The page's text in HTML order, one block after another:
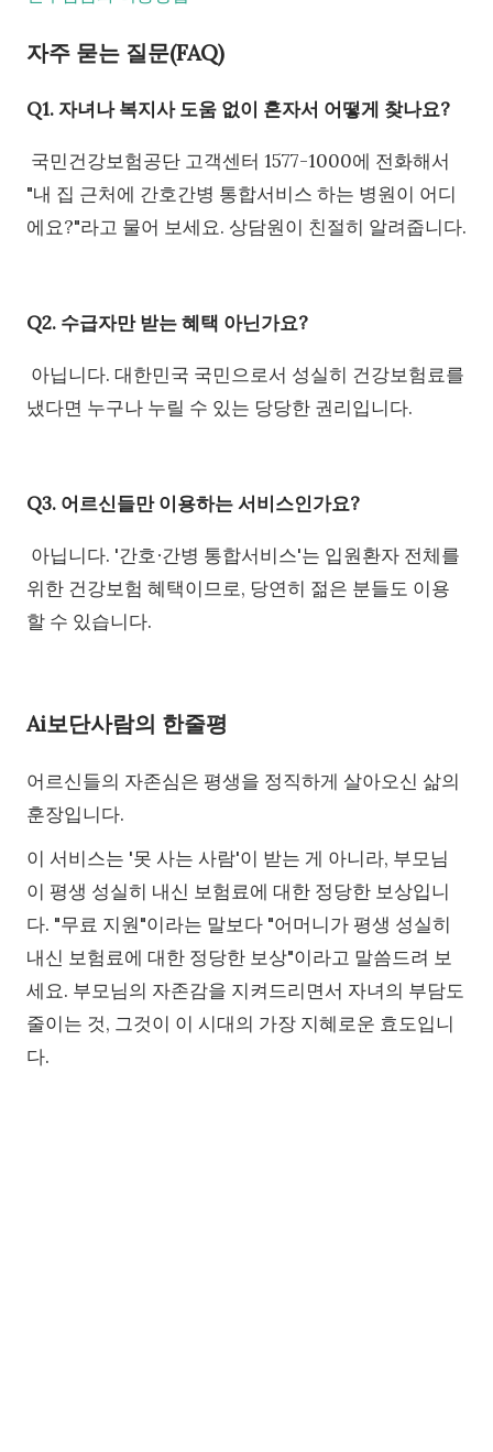
자주 묻는 질문(FAQ)
Q1. 자녀나 복지사 도움 없이 혼자서 어떻게 찾나요?
국민건강보험공단 고객센터 1577-1000에 전화해서
"내 집 근처에 간호간병 통합서비스 하는 병원이 어디
에요?"라고 물어 보세요. 상담원이 친절히 알려줍니다.
Q2. 수급자만 받는 혜택 아닌가요?
아닙니다. 대한민국 국민으로서 성실히 건강보험료를
냈다면 누구나 누릴 수 있는 당당한 권리입니다.
Q3. 어르신들만 이용하는 서비스인가요?
아닙니다. '간호∙간병 통합서비스'는 입원환자 전체를
위한 건강보험 혜택이므로, 당연히 젊은 분들도 이용
할 수 있습니다.
Ai보단사람의 한줄평
어르신들의 자존심은 평생을 정직하게 살아오신 삶의
훈장입니다.
이 서비스는 '못 사는 사람'이 받는 게 아니라, 부모님
이 평생 성실히 내신 보험료에 대한 정당한 보상입니
다. "무료 지원"이라는 말보다 "어머니가 평생 성실히
내신 보험료에 대한 정당한 보상"이라고 말씀드려 보
세요. 부모님의 자존감을 지켜드리면서 자녀의 부담도
줄이는 것, 그것이 이 시대의 가장 지혜로운 효도입니
다.